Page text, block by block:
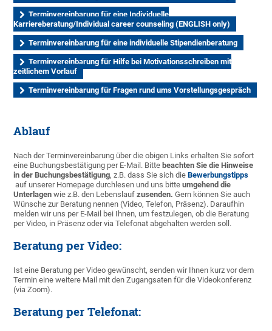
Terminvereinbarung für eine Individuelle
Karriereberatung/Individual career counseling (ENGLISH only)
Terminvereinbarung für eine individuelle Stipendienberatung
Terminvereinbarung für Hilfe bei Motivationsschreiben mit
zeitlichem Vorlauf
Terminvereinbarung für Fragen rund ums Vorstellungsgespräch
Ablauf
Nach der Terminvereinbarung über die obigen Links erhalten Sie sofort
eine Buchungsbestätigung per E-Mail. Bitte beachten Sie die Hinweise
in der Buchungsbestätigung, z.B. dass Sie sich dieBewerbungstipps
auf unserer Homepage durchlesen und uns bitteumgehend die
Unterlagenwie z.B. den Lebenslaufzusenden.Gern können Sie auch
Wünsche zur Beratung nennen (Video, Telefon, Präsenz). Daraufhin
melden wir uns per E-Mail bei Ihnen, um festzulegen, ob die Beratung
per Video, in Präsenz oder via Telefonat abgehalten werden soll.
Beratung per Video:
Ist eine Beratung per Video gewünscht, senden wir Ihnen kurz vor dem
Termin eine weitere Mail mit den Zugangsaten für die Videokonferenz
(via Zoom).
Beratung per Telefonat: